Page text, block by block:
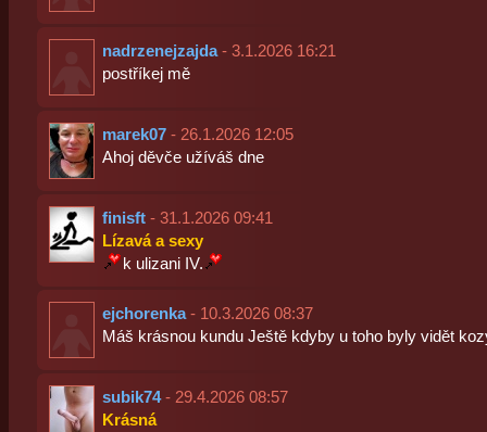
nadrzenejzajda- 3.1.2026 16:21
postříkej mě
marek07- 26.1.2026 12:05
Ahoj děvče užíváš dne
finisft- 31.1.2026 09:41
Lízavá a sexy
k ulizani IV.
ejchorenka- 10.3.2026 08:37
Máš krásnou kundu Ještě kdyby u toho byly vidět
subik74- 29.4.2026 08:57
Krásná